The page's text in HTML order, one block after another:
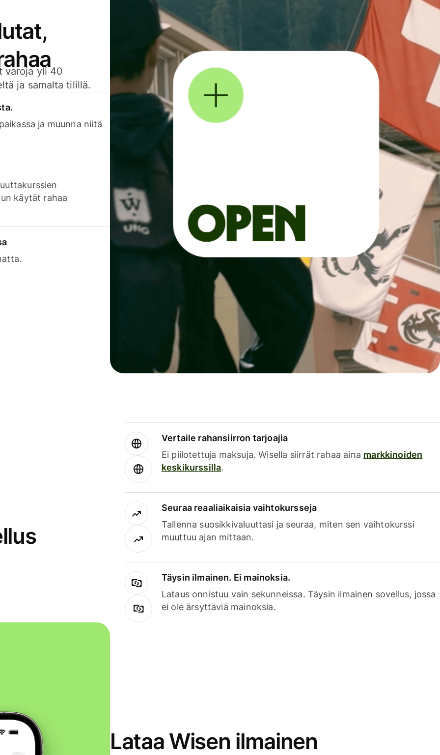
varoja yli 40
ja samalta tilillä.
ja muunna niitä
käytät rahaa
Vertaile rahansiirron tarjoajia
Ei piilotettuja maksuja. Wisella siirrät rahaa aina markkinoiden
keskikurssilla.
Seuraa reaaliaikaisia vaihtokursseja
Tallenna suosikkivaluuttasi ja seuraa, miten sen vaihtokurssi
muuttuu ajan mittaan.
Täysin ilmainen. Ei mainoksia.
Lataus onnistuu vain sekunneissa. Täysin ilmainen sovellus, jossa
ei ole ärsyttäviä mainoksia.
Lataa Wisen ilmainen